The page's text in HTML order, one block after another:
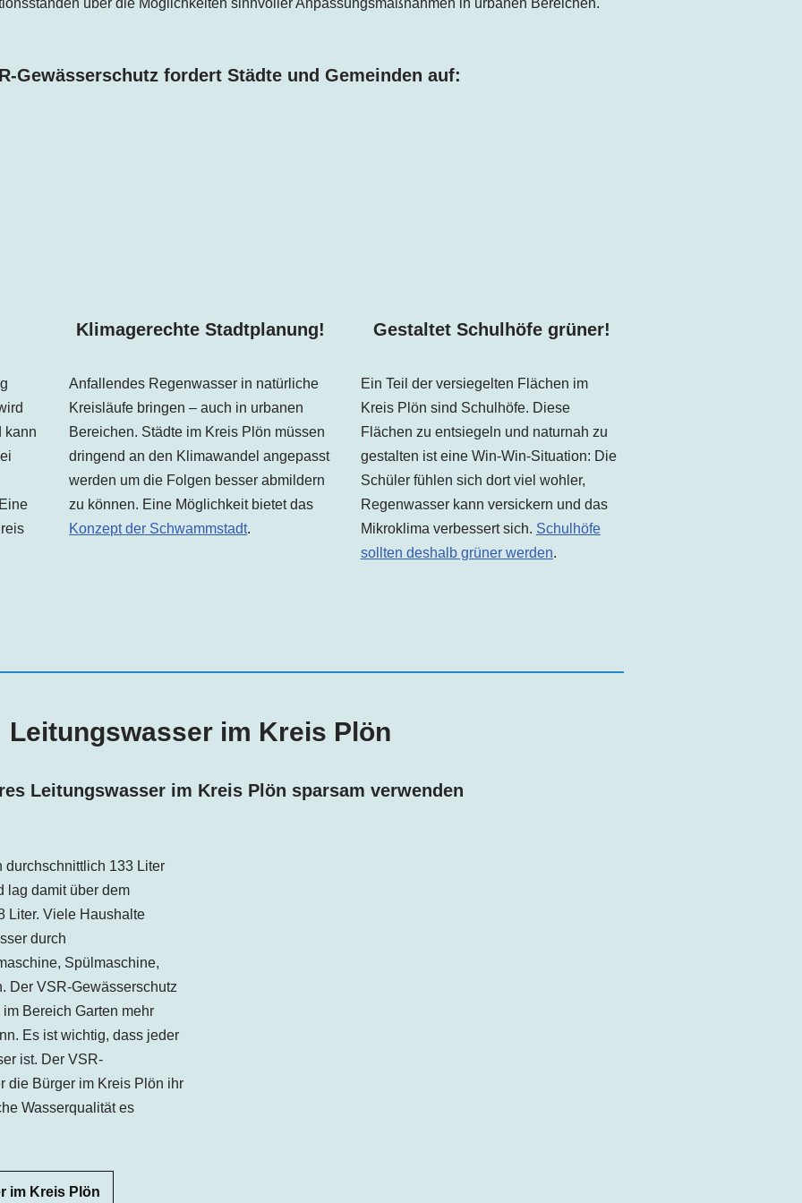
über die Möglichkeiten sinnvoller Anpassungsmaßnahmen in urbanen Bereichen.
Gewässerschutz fordert Städte und Gemeinden auf:
kann
Klimagerechte Stadtplanung!
Anfallendes Regenwasser in natürliche
Kreisläufe bringen – auch in urbanen
Bereichen. Städte im Kreis Plön müssen
dringend an den Klimawandel angepasst
werden um die Folgen besser abmildern
zu können. Eine Möglichkeit bietet das
Konzept der Schwammstadt.
Gestaltet Schulhöfe grüner!
Ein Teil der versiegelten Flächen im
Kreis Plön sind Schulhöfe. Diese
Flächen zu entsiegeln und naturnah zu
gestalten ist eine Win-Win-Situation: Die
Schüler fühlen sich dort viel wohler,
Regenwasser kann versickern und das
Mikroklima verbessert sich. Schulhöfe
sollten deshalb grüner werden.
Leitungswasser im Kreis Plön
Leitungswasser im Kreis Plön sparsam verwenden
durchschnittlich 133 Liter
lag damit über dem
Liter. Viele Haushalte
durch
Spülmaschine,
Der VSR-Gewässerschutz
Bereich Garten mehr
Es ist wichtig, dass jeder
ist. Der VSR-
die Bürger im Kreis Plön ihr
Wasserqualität es
im Kreis Plön